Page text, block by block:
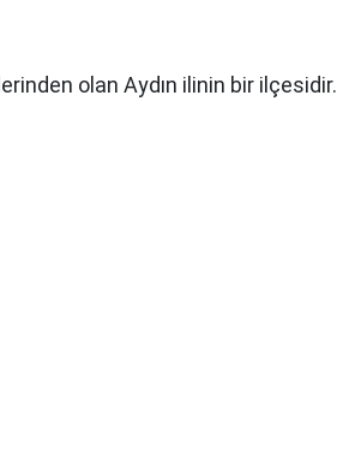
olan Aydın ilinin bir ilçesidir.